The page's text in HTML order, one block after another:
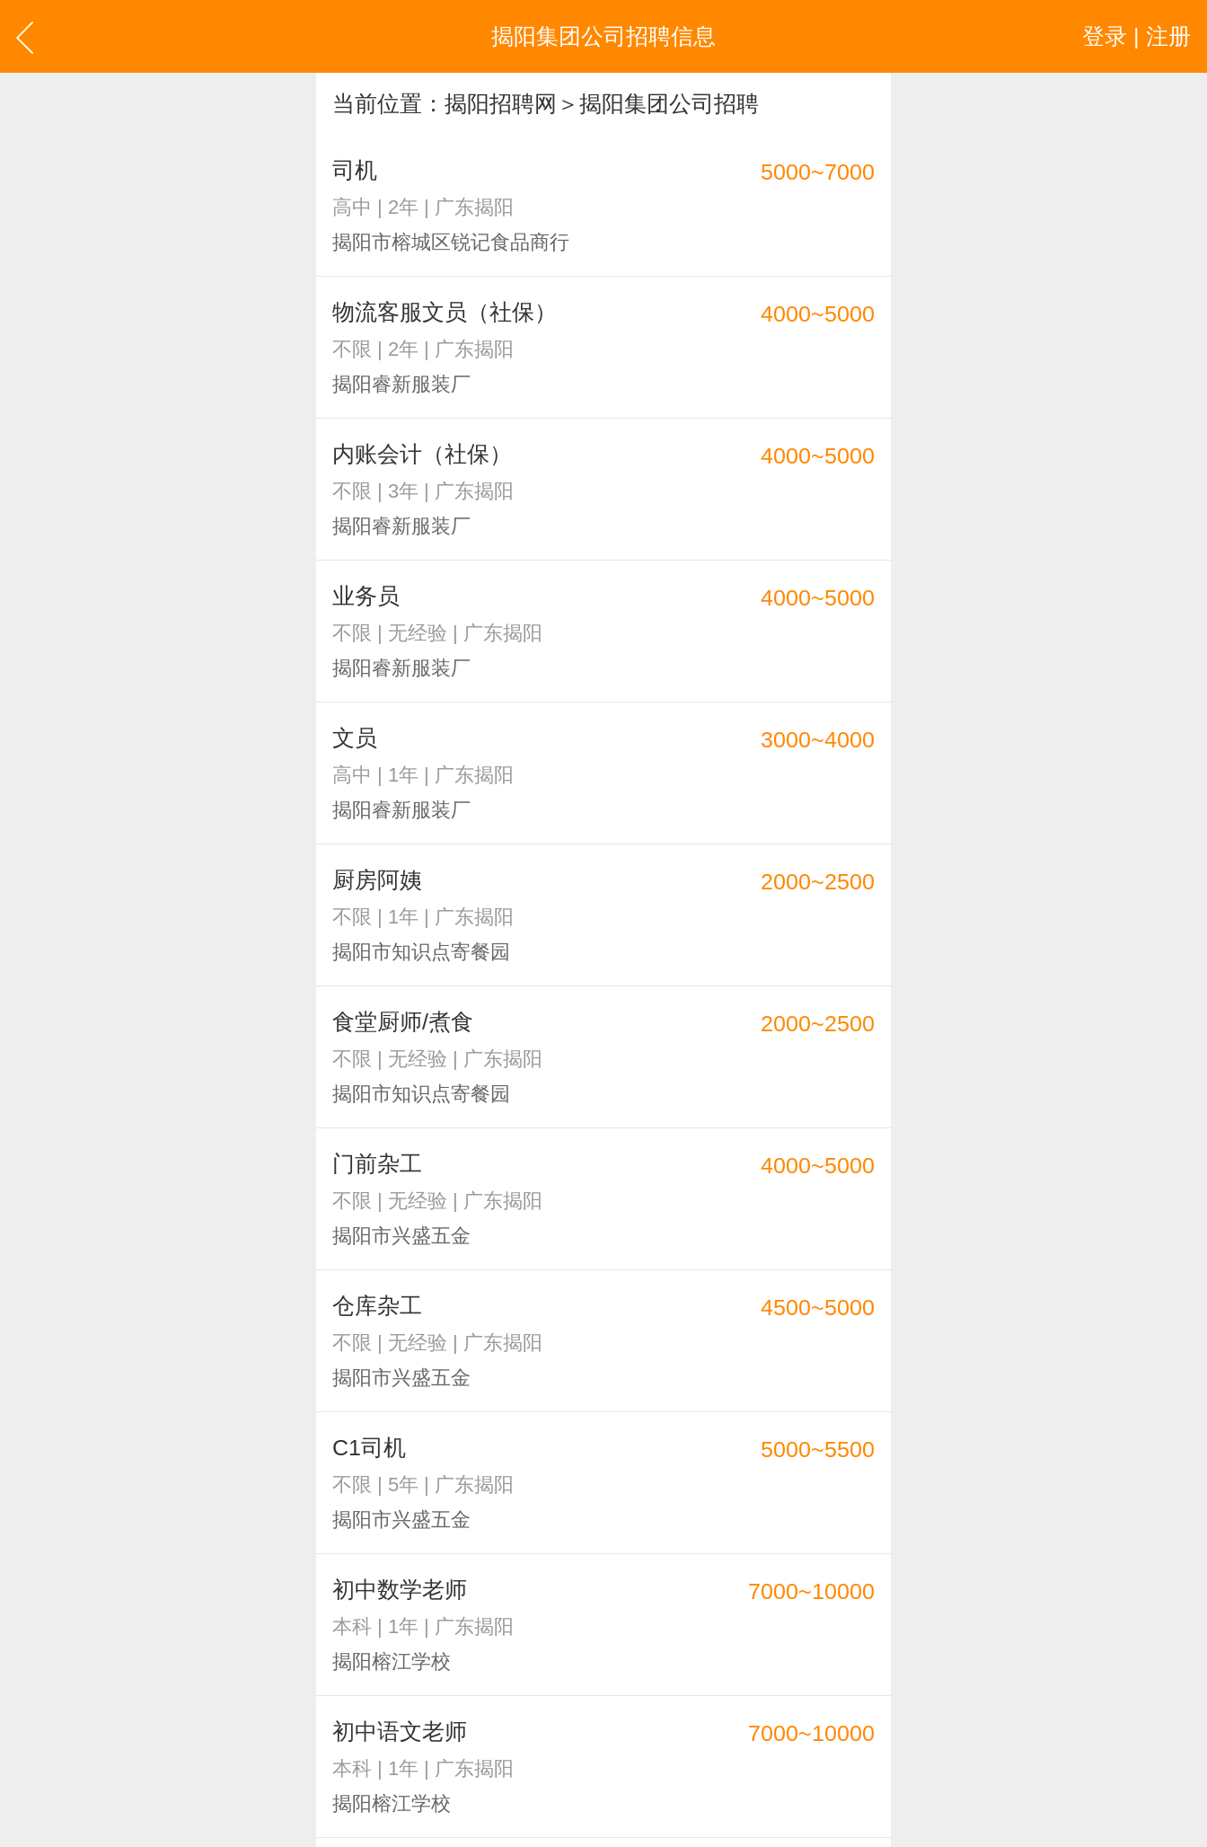
登录 | 注册
揭阳集团公司招聘信息
当前位置： 揭阳招聘网 ＞揭阳集团公司招聘
司机
高中 | 2年 | 广东揭阳
揭阳市榕城区锐记食品商行
5000~7000
物流客服文员（社保）
不限 | 2年 | 广东揭阳
揭阳睿新服装厂
4000~5000
内账会计（社保）
不限 | 3年 | 广东揭阳
揭阳睿新服装厂
4000~5000
业务员
不限 | 无经验 | 广东揭阳
揭阳睿新服装厂
4000~5000
文员
高中 | 1年 | 广东揭阳
揭阳睿新服装厂
3000~4000
厨房阿姨
不限 | 1年 | 广东揭阳
揭阳市知识点寄餐园
2000~2500
食堂厨师/煮食
不限 | 无经验 | 广东揭阳
揭阳市知识点寄餐园
2000~2500
门前杂工
不限 | 无经验 | 广东揭阳
揭阳市兴盛五金
4000~5000
仓库杂工
不限 | 无经验 | 广东揭阳
揭阳市兴盛五金
4500~5000
C1司机
不限 | 5年 | 广东揭阳
揭阳市兴盛五金
5000~5500
初中数学老师
本科 | 1年 | 广东揭阳
揭阳榕江学校
7000~10000
初中语文老师
本科 | 1年 | 广东揭阳
揭阳榕江学校
7000~10000